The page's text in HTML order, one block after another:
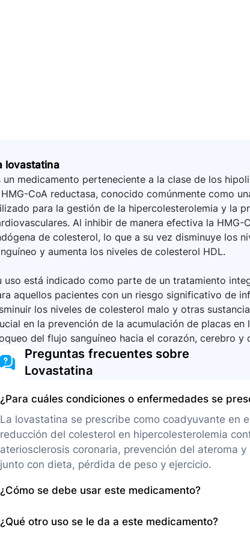
lovastatina
un medicamento perteneciente a la clase de los
CoA reductasa, conocido comúnmente como
para la gestión de la hipercolesterolemia y la
Al inhibir de manera efectiva la
de colesterol, lo que a su vez disminuye los
y aumenta los niveles de colesterol HDL.
uso está indicado como parte de un tratamiento
aquellos pacientes con un riesgo significativo de
los niveles de colesterol malo y otras
en la prevención de la acumulación de placas
del flujo sanguíneo hacia el corazón, cerebro y
Preguntas frecuentes sobre
Lovastatina
¿Para cuáles condiciones o enfermedades se
La lovastatina se prescribe como coadyuvante en
reducción del colesterol en hipercolesterolemia
ateriosclerosis coronaria, prevención del ateroma
junto con dieta, pérdida de peso y ejercicio.
¿Cómo se debe usar este medicamento?
Es importante tomar el medicamento a la misma
¿Qué otro uso se le da a este medicamento?